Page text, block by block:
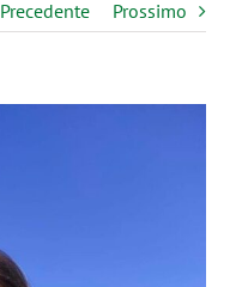
Precedente Prossimo